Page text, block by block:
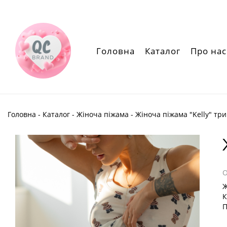
Головна Каталог Про нас
Головна - Каталог - Жіноча піжама - Жіноча піжама "Kelly"